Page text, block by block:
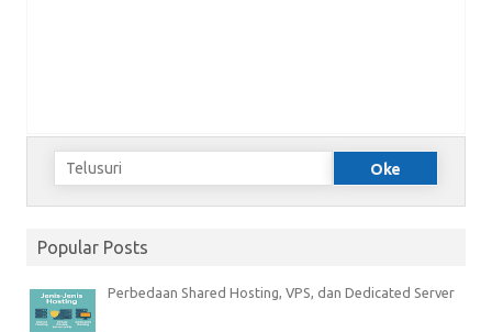
Popular Posts
Perbedaan Shared Hosting, VPS, dan Dedicated Server